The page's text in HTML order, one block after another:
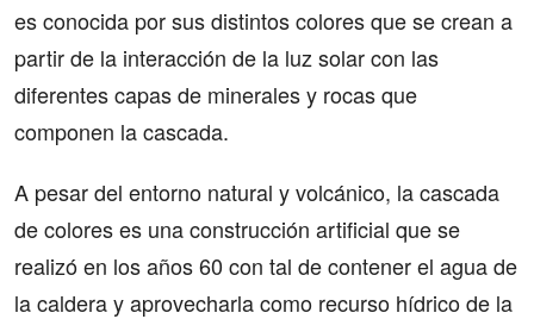
es conocida por sus distintos colores que se crean a
partir de la interacción de la luz solar con las
diferentes capas de minerales y rocas que
componen la cascada.
A pesar del entorno natural y volcánico, la cascada
de colores es una construcción artificial que se
realizó en los años 60 con tal de contener el agua de
la caldera y aprovecharla como recurso hídrico de la